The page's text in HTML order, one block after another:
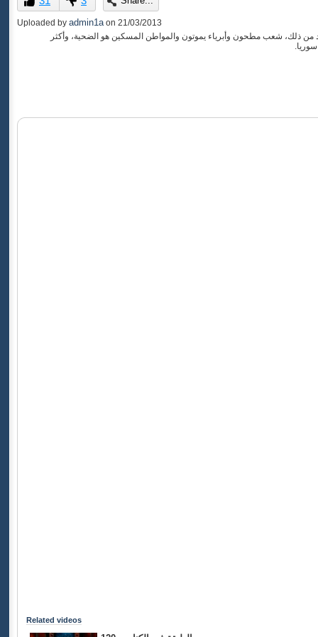
of
0
seconds
Uploaded by admin1a on 21/03/2013
من ذلك، شعب مطحون وأبرياء يموتون والمواطن المسكين هو الضحية، وأكثر
Related videos